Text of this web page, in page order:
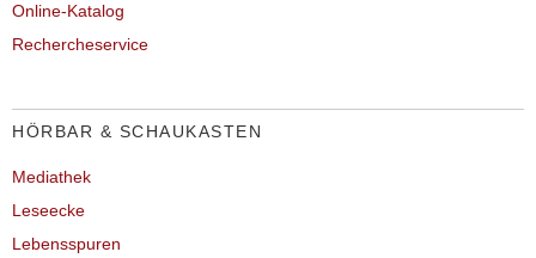
Online-Katalog
Rechercheservice
HÖRBAR & SCHAUKASTEN
Mediathek
Leseecke
Lebensspuren